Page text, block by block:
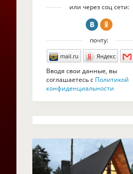
или через соц сети:
почту:
mail.ru Яндекс
Вводя свои данные, вы
соглашаетесь с Политикой
конфиденциальности